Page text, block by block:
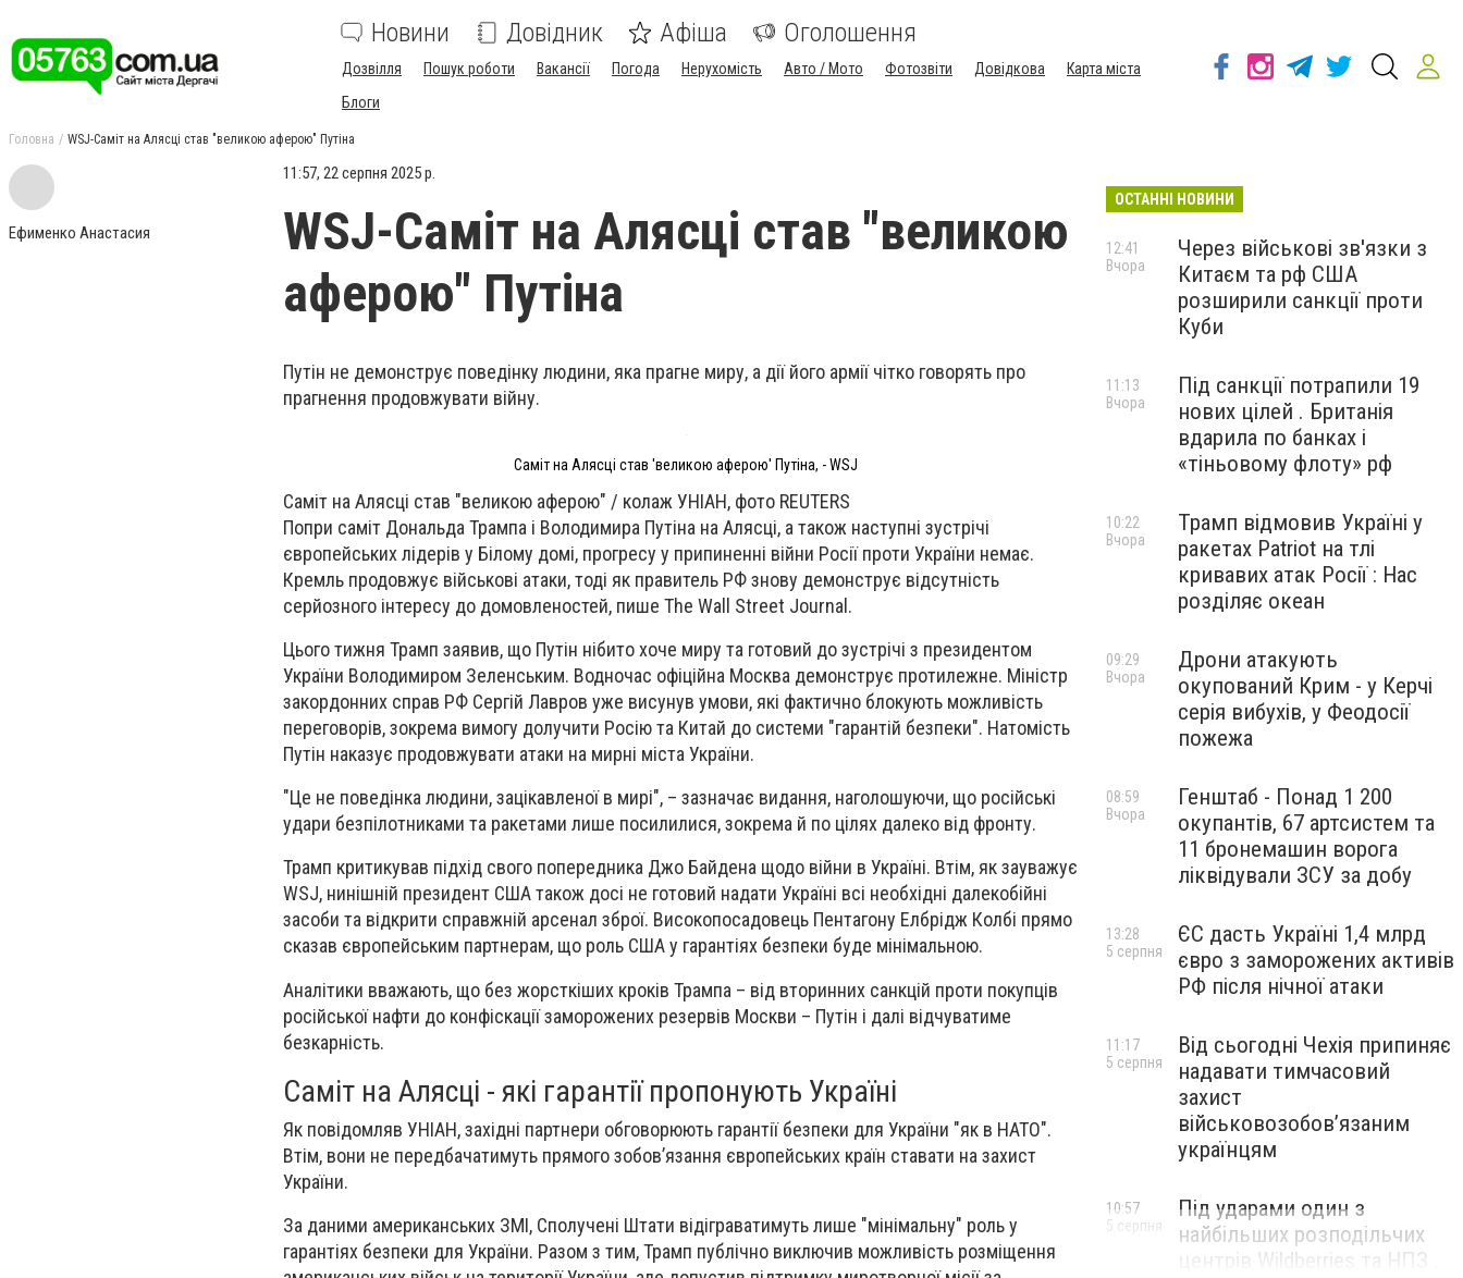
Новини Довідник Афіша Оголошення
Дозвілля Пошук роботи Вакансії Погода Нерухомість Авто / Мото Фотозвіти Довідкова
Карта міста
Блоги
Головна WSJ-Саміт на Алясці став "великою аферою" Путіна
Ефименко Анастасия
11:57, 22 серпня 2025 р.
WSJ-Саміт на Алясці став "великою
аферою" Путіна
Путін не демонструє поведінку людини, яка прагне миру, а дії його армії чітко говорять про
прагнення продовжувати війну.
Саміт на Алясці став 'великою аферою' Путіна, - WSJ
Саміт на Алясці став "великою аферою" / колаж УНІАН, фото REUTERS
Попри саміт Дональда Трампа і Володимира Путіна на Алясці, а також наступні зустрічі
європейських лідерів у Білому домі, прогресу у припиненні війни Росії проти України немає.
Кремль продовжує військові атаки, тоді як правитель РФ знову демонструє відсутність
серйозного інтересу до домовленостей, пише The Wall Street Journal.
Цього тижня Трамп заявив, що Путін нібито хоче миру та готовий до зустрічі з президентом
України Володимиром Зеленським. Водночас офіційна Москва демонструє протилежне. Міністр
закордонних справ РФ Сергій Лавров уже висунув умови, які фактично блокують можливість
переговорів, зокрема вимогу долучити Росію та Китай до системи "гарантій безпеки". Натомість
Путін наказує продовжувати атаки на мирні міста України.
"Це не поведінка людини, зацікавленої в мирі", – зазначає видання, наголошуючи, що російські
удари безпілотниками та ракетами лише посилилися, зокрема й по цілях далеко від фронту.
Трамп критикував підхід свого попередника Джо Байдена щодо війни в Україні. Втім, як зауважує
WSJ, нинішній президент США також досі не готовий надати Україні всі необхідні далекобійні
засоби та відкрити справжній арсенал зброї. Високопосадовець Пентагону Елбрідж Колбі прямо
сказав європейським партнерам, що роль США у гарантіях безпеки буде мінімальною.
Аналітики вважають, що без жорсткіших кроків Трампа – від вторинних санкцій проти покупців
російської нафти до конфіскації заморожених резервів Москви – Путін і далі відчуватиме
безкарність.
Саміт на Алясці - які гарантії пропонують Україні
Як повідомляв УНІАН, західні партнери обговорюють гарантії безпеки для України "як в НАТО".
Втім, вони не передбачатимуть прямого зобов’язання європейських країн ставати на захист
України.
За даними американських ЗМІ, Сполучені Штати відіграватимуть лише "мінімальну" роль у
гарантіях безпеки для України. Разом з тим, Трамп публічно виключив можливість розміщення
ОСТАННІ НОВИНИ
Через військові зв'язки з
Китаєм та рф США
розширили санкції проти
Куби
12:41
Вчора
Під санкції потрапили 19
нових цілей . Британія
вдарила по банках і
«тіньовому флоту» рф
11:13
Вчора
Трамп відмовив Україні у
ракетах Patriot на тлі
кривавих атак Росії : Нас
розділяє океан
10:22
Вчора
Дрони атакують
окупований Крим - у Керчі
серія вибухів, у Феодосії
пожежа
09:29
Вчора
Генштаб - Понад 1 200
окупантів, 67 артсистем та
11 бронемашин ворога
ліквідували ЗСУ за добу
08:59
Вчора
ЄС дасть Україні 1,4 млрд
євро з заморожених активів
РФ після нічної атаки
13:28
5 серпня
Від сьогодні Чехія припиняє
надавати тимчасовий
захист
військовозобов’язаним
українцям
11:17
5 серпня
Під ударами один з
найбільших розподільчих
центрів Wildberries та НПЗ .
10:57
5 серпня